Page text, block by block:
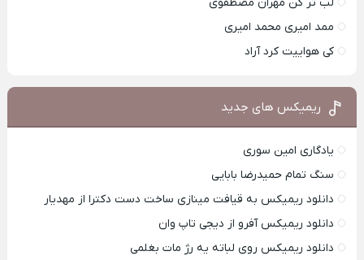
ممد امیری محمد امیری
کی هواییت کرد آراد
ریمیکس های جدید
یادگاری امین سوری
سنگ تمام حمیدرضا بابایی
دانلود ریمیکس به قیافت مینازی ساخت دست دکترا از مهدیار
دانلود ریمیکس آفرو از ديجی تاپ وان
دانلود ریمیکس روی لباته یه رژ مات بغلمی